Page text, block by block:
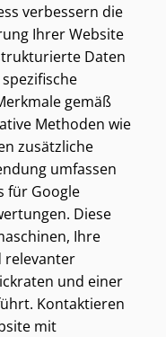
verbessern die
Ihrer Website
Daten
gemäß
Methoden wie
zusätzliche
umfassen
für Google
Diese
Ihre
relevanter
und einer
Kontaktieren
mit
Suchbegriffe